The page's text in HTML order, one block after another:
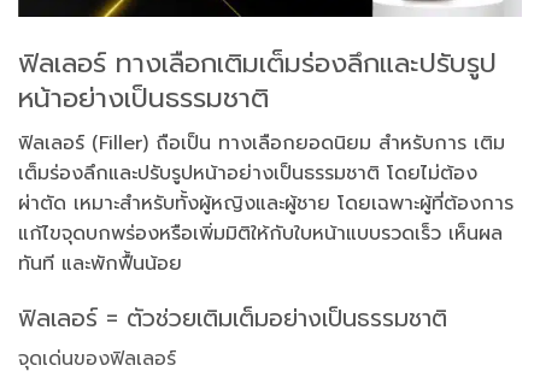
ฟิลเลอร์ ทางเลือกเติมเต็มร่องลึกและปรับรูป
หน้าอย่างเป็นธรรมชาติ
ฟิลเลอร์ (Filler) ถือเป็น ทางเลือกยอดนิยม สำหรับการ เติม
เต็มร่องลึกและปรับรูปหน้าอย่างเป็นธรรมชาติ โดยไม่ต้อง
ผ่าตัด เหมาะสำหรับทั้งผู้หญิงและผู้ชาย โดยเฉพาะผู้ที่ต้องการ
แก้ไขจุดบกพร่องหรือเพิ่มมิติให้กับใบหน้าแบบรวดเร็ว เห็นผล
ทันที และพักฟื้นน้อย
ฟิลเลอร์ = ตัวช่วยเติมเต็มอย่างเป็นธรรมชาติ
จุดเด่นของฟิลเลอร์